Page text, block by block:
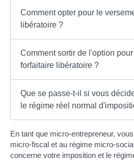
Comment opter pour le
libératoire ?
Comment sortir de l'option
forfaitaire libératoire ?
Que se passe-t-il si vous
le régime réel normal
En tant que micro-entrepreneur,
micro-fiscal et au régime micro-
concerne votre imposition et le